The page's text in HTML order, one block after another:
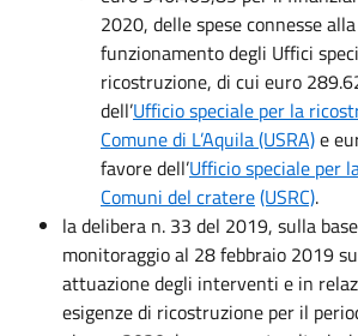
2020, delle spese connesse
funzionamento degli Uffici
ricostruzione, di cui euro
dell’Ufficio speciale per la
Comune di L’Aquila (USRA)e
favore dell’Ufficio speciale per
Comuni del cratere(USRC).
la delibera n. 33 del 2019, sulla
monitoraggio al 28 febbraio 2019
attuazione degli interventi e in
esigenze di ricostruzione per il